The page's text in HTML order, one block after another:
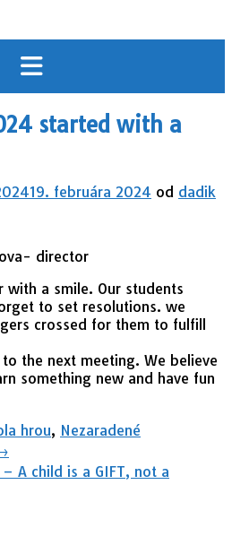
started with a
19. februára 2024 od dadik
director
with a smile. Our students
to set resolutions. we
crossed for them to fulfill
the next meeting. We believe
something new and have fun
hrou, Nezaradené
A child is a GIFT, not a